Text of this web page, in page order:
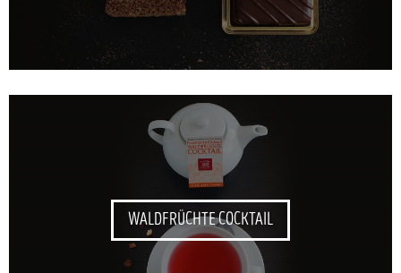
WALDFRÜCHTE COCKTAIL